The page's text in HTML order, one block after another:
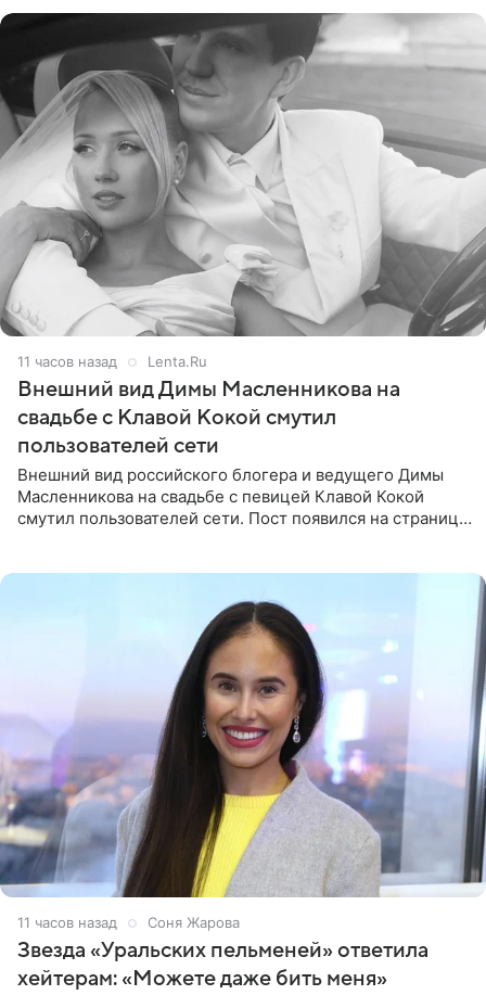
11 часов назад Lenta.Ru
Внешний вид Димы Масленникова на
свадьбе с Клавой Кокой смутил
пользователей сети
Внешний вид российского блогера и ведущего Димы
Масленникова на свадьбе с певицей Клавой Кокой
смутил пользователей сети. Пост появился на странице
11 часов назад Соня Жарова
Звезда «Уральских пельменей» ответила
хейтерам: «Можете даже бить меня»